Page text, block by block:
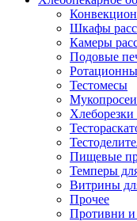
Шкафы
Камеры
Подовые
Тестомесы
Пищевые
Темперы
Витрины
Прочее
Противни и